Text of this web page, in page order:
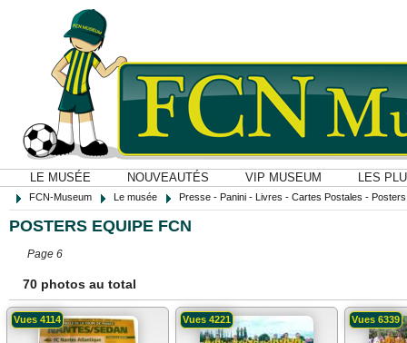
LE MUSÉE NOUVEAUTÉS VIP MUSEUM LES
FCN-Museum Le musée Presse - Panini - Livres - Cartes Postales -
POSTERS EQUIPE FCN
Page 6
70 photos au total
Vues 4114 Vues 4221 Vues 6339